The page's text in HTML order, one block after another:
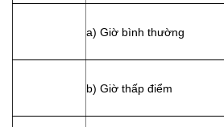
a) Giờ bình thường
b) Giờ thấp điểm